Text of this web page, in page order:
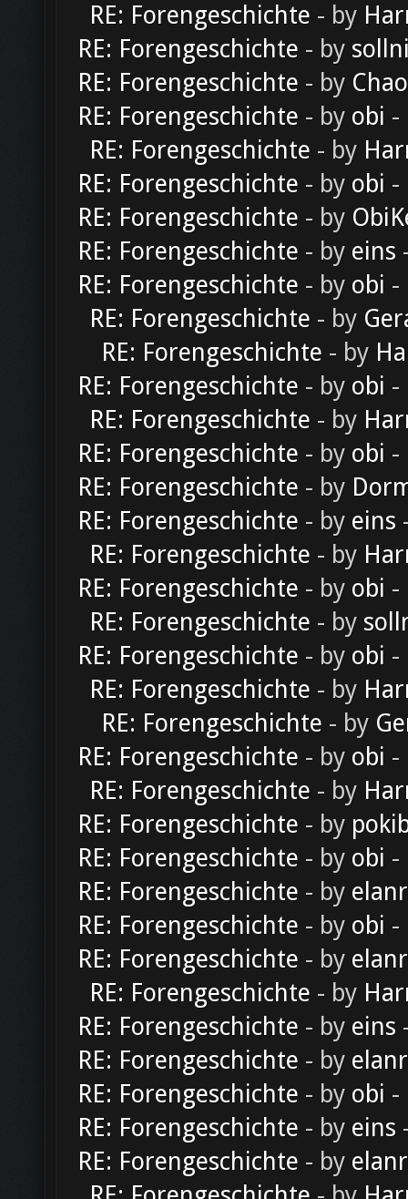
RE: Forengeschichte - by
RE: Forengeschichte - by
RE: Forengeschichte - by
RE: Forengeschichte - by obi -
RE: Forengeschichte - by
RE: Forengeschichte - by obi -
RE: Forengeschichte - by
RE: Forengeschichte - by eins
RE: Forengeschichte - by obi -
RE: Forengeschichte - by
RE: Forengeschichte - by
RE: Forengeschichte - by obi -
RE: Forengeschichte - by
RE: Forengeschichte - by obi -
RE: Forengeschichte - by
RE: Forengeschichte - by eins
RE: Forengeschichte - by
RE: Forengeschichte - by obi -
RE: Forengeschichte - by
RE: Forengeschichte - by obi -
RE: Forengeschichte - by
RE: Forengeschichte - by
RE: Forengeschichte - by obi -
RE: Forengeschichte - by
RE: Forengeschichte - by
RE: Forengeschichte - by obi -
RE: Forengeschichte - by
RE: Forengeschichte - by obi -
RE: Forengeschichte - by
RE: Forengeschichte - by
RE: Forengeschichte - by eins
RE: Forengeschichte - by
RE: Forengeschichte - by obi -
RE: Forengeschichte - by eins
RE: Forengeschichte - by